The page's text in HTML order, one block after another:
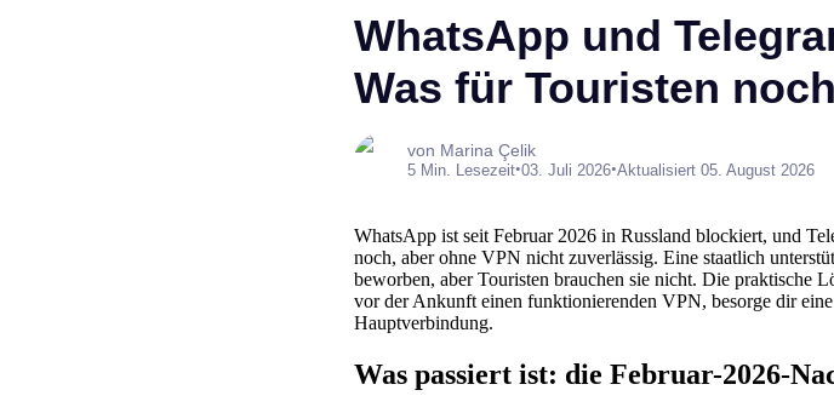
WhatsApp und
Was für Touristen
von Marina Çelik
5 Min. Lesezeit•03. Juli 2026•Aktualisiert 05. August 2026
WhatsApp ist seit Februar 2026 in Russland blockiert, und
noch, aber ohne VPN nicht zuverlässig. Eine staatlich
beworben, aber Touristen brauchen sie nicht. Die praktische
vor der Ankunft einen funktionierenden VPN, besorge dir
Hauptverbindung.
Was passiert ist: die Februar-2026-